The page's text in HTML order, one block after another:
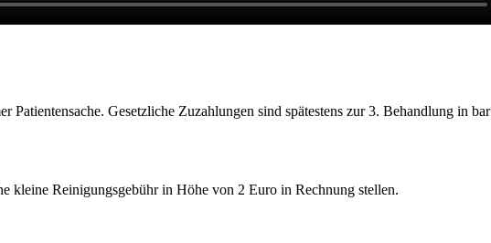
Gesetzliche Zuzahlungen sind spätestens zur 3. Behandlung in bar
kleine Reinigungsgebühr in Höhe von 2 Euro in Rechnung stellen.